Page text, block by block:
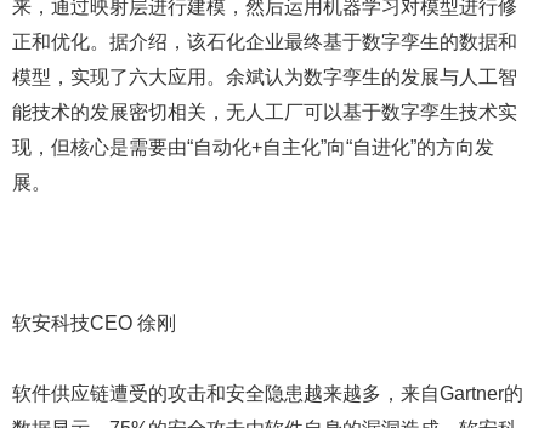
来，通过映射层进行建模，然后运用机器学习对模型进行修
正和优化。据介绍，该石化企业最终基于数字孪生的数据和
模型，实现了六大应用。余斌认为数字孪生的发展与人工智
能技术的发展密切相关，无人工厂可以基于数字孪生技术实
现，但核心是需要由“自动化+自主化”向“自进化”的方向发
展。
软安科技CEO 徐刚
软件供应链遭受的攻击和安全隐患越来越多，来自Gartner的